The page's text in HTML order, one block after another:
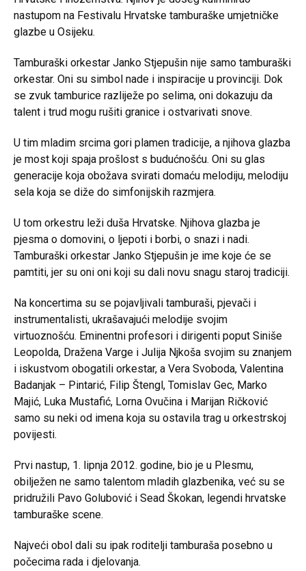
nastupom na Festivalu Hrvatske tamburaške umjetničke
glazbe u Osijeku.
Tamburaški orkestar Janko Stjepušin nije samo tamburaški
orkestar. Oni su simbol nade i inspiracije u provinciji. Dok
se zvuk tamburice razliježe po selima, oni dokazuju da
talent i trud mogu rušiti granice i ostvarivati snove.
U tim mladim srcima gori plamen tradicije, a njihova glazba
je most koji spaja prošlost s budućnošću. Oni su glas
generacije koja obožava svirati domaću melodiju, melodiju
sela koja se diže do simfonijskih razmjera.
U tom orkestru leži duša Hrvatske. Njihova glazba je
pjesma o domovini, o ljepoti i borbi, o snazi i nadi.
Tamburaški orkestar Janko Stjepušin je ime koje će se
pamtiti, jer su oni oni koji su dali novu snagu staroj tradiciji.
Na koncertima su se pojavljivali tamburaši, pjevači i
instrumentalisti, ukrašavajući melodije svojim
virtuoznošću. Eminentni profesori i dirigenti poput Siniše
Leopolda, Dražena Varge i Julija Njkoša svojim su znanjem
i iskustvom obogatili orkestar, a Vera Svoboda, Valentina
Badanjak – Pintarić, Filip Štengl, Tomislav Gec, Marko
Majić, Luka Mustafić, Lorna Ovučina i Marijan Ričković
samo su neki od imena koja su ostavila trag u orkestrskoj
povijesti.
Prvi nastup, 1. lipnja 2012. godine, bio je u Plesmu,
obilježen ne samo talentom mladih glazbenika, već su se
pridružili Pavo Golubović i Sead Škokan, legendi hrvatske
tamburaške scene.
Najveći obol dali su ipak roditelji tamburaša posebno u
počecima rada i djelovanja.